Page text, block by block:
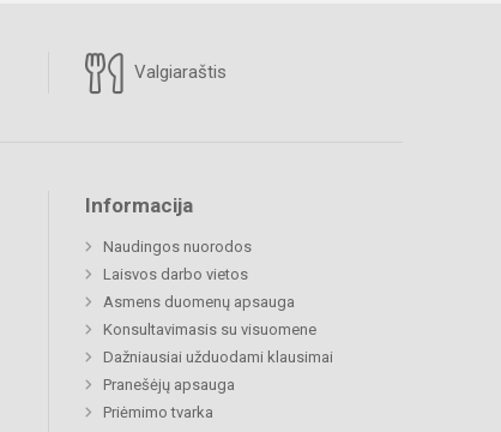
Valgiaraštis
Informacija
Naudingos nuorodos
Laisvos darbo vietos
Asmens duomenų apsauga
Konsultavimasis su visuomene
Dažniausiai užduodami klausimai
Pranešėjų apsauga
Priėmimo tvarka